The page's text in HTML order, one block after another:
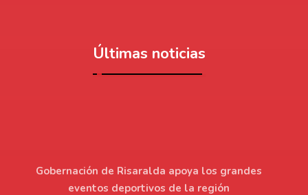
Últimas noticias
Gobernación de Risaralda apoya los grandes
eventos deportivos de la región